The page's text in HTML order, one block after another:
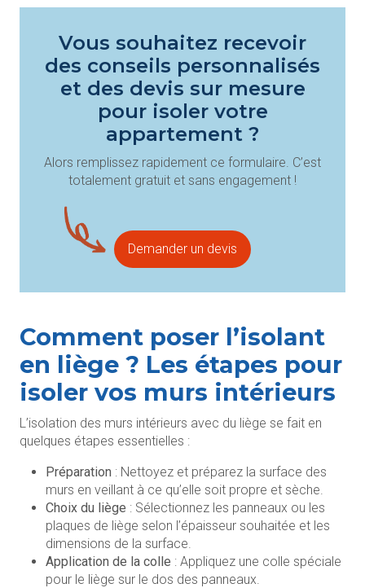
Vous souhaitez recevoir
des conseils personnalisés
et des devis sur mesure
pour isoler votre
appartement ?
Alors remplissez rapidement ce formulaire. C’est
totalement gratuit et sans engagement !
Demander un devis
Comment poser l’isolant
en liège ? Les étapes pour
isoler vos murs intérieurs
L’isolation des murs intérieurs avec du liège se fait en
quelques étapes essentielles :
Préparation : Nettoyez et préparez la surface des
murs en veillant à ce qu’elle soit propre et sèche.
Choix du liège : Sélectionnez les panneaux ou les
plaques de liège selon l’épaisseur souhaitée et les
dimensions de la surface.
Application de la colle : Appliquez une colle spéciale
pour le liège sur le dos des panneaux.